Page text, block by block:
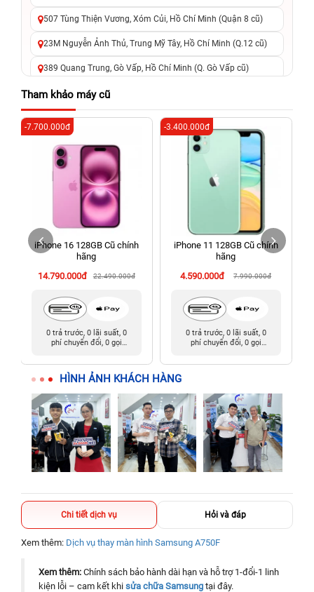
507 Tùng Thiện Vương, Xóm Củi, Hồ Chí Minh (Quận 8 cũ)
23M Nguyễn Ảnh Thủ, Trung Mỹ Tây, Hồ Chí Minh (Q.12 cũ)
389 Quang Trung, Gò Vấp, Hồ Chí Minh (Q. Gò Vấp cũ)
625 - 625A Âu Cơ, Tân Phú, Hồ Chí Minh (Quận Tân Phú cũ)
326 Lê Văn Việt, Tăng Nhơn Phú, Hồ Chí Minh (Q.9 TP. Thủ
Đức cũ)
256 Võ Văn Ngân, Thủ Đức, Hồ Chí Minh (Bình Thọ, TP. Thủ
Đức Cũ)
70 Nguyễn An Ninh, Dĩ An, Hồ Chí Minh (Bình Dương Cũ)
24h Vũng Tàu: 162A Ba Cu, Vũng Tàu, Hồ Chí Minh (TP. Vũng
Tàu cũ)
198 Hoàng Văn Thụ, Tân Sơn Nhất, Hồ Chí Minh (Tân Bình
Tham khảo máy cũ
iPhone 16 128GB Cũ chính
hãng
14.790.000đ
22.490.000đ
-7.700.000đ
0 trả trước, 0 lãi suất, 0
phí chuyển đổi, 0 gọi
iPhone 11 128GB Cũ chính
hãng
4.590.000đ
7.990.000đ
-3.400.000đ
0 trả trước, 0 lãi suất, 0
phí chuyển đổi, 0 gọi
HÌNH ẢNH KHÁCH HÀNG
Chi tiết dịch vụ Hỏi và đáp
Xem thêm: Dịch vụ thay màn hình Samsung A750F
Xem thêm: Chính sách bảo hành dài hạn và hỗ trợ 1-đổi-1 linh
kiện lỗi – cam kết khi sửa chữa Samsung tại đây.